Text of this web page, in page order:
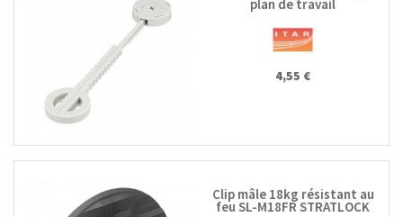
plan de travail
4,55 €
Clip mâle 18kg résistant au
feu SL-M18FR STRATLOCK